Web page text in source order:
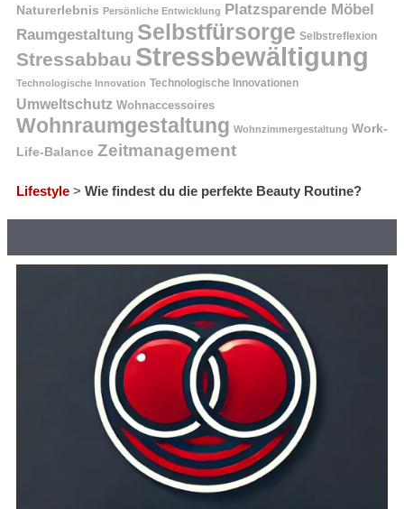
Naturerlebnis Persönliche Entwicklung Platzsparende Möbel
Raumgestaltung Selbstfürsorge Selbstreflexion
Stressabbau Stressbewältigung
Technologische Innovation Technologische Innovationen
Umweltschutz Wohnaccessoires
Wohnraumgestaltung Wohnzimmergestaltung Work-
Life-Balance Zeitmanagement
Lifestyle > Wie findest du die perfekte Beauty Routine?